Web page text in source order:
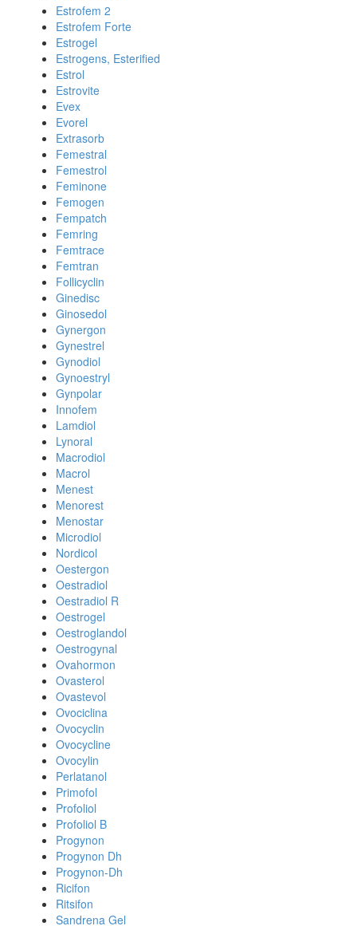
Estrofem 2
Estrofem Forte
Estrogel
Estrogens, Esterified
Estrol
Estrovite
Evex
Evorel
Extrasorb
Femestral
Femestrol
Feminone
Femogen
Fempatch
Femring
Femtrace
Femtran
Follicyclin
Ginedisc
Ginosedol
Gynergon
Gynestrel
Gynodiol
Gynoestryl
Gynpolar
Innofem
Lamdiol
Lynoral
Macrodiol
Macrol
Menest
Menorest
Menostar
Microdiol
Nordicol
Oestergon
Oestradiol
Oestradiol R
Oestrogel
Oestroglandol
Oestrogynal
Ovahormon
Ovasterol
Ovastevol
Ovociclina
Ovocyclin
Ovocycline
Ovocylin
Perlatanol
Primofol
Profoliol
Profoliol B
Progynon
Progynon Dh
Progynon-Dh
Ricifon
Ritsifon
Sandrena Gel